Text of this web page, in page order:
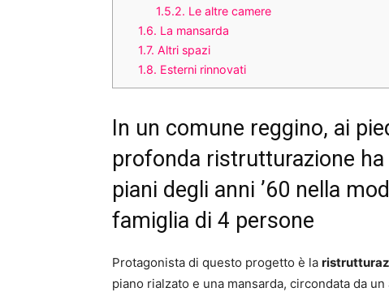
1.5.2. Le altre camere
1.6. La mansarda
1.7. Altri spazi
1.8. Esterni rinnovati
In un comune reggino, ai
profonda ristrutturazione
piani degli anni ’60 nella
famiglia di 4 persone
Protagonista di questo progetto è la
piano rialzato e una mansarda, circondata da